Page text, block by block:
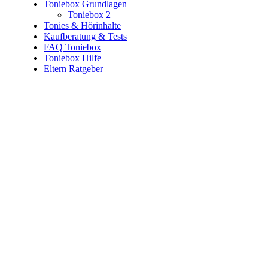
Toniebox Grundlagen
Toniebox 2
Tonies & Hörinhalte
Kaufberatung & Tests
FAQ Toniebox
Toniebox Hilfe
Eltern Ratgeber